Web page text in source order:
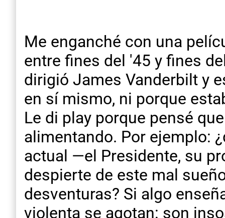
Me enganché con una
entre fines del '45 y fines
dirigió James Vanderbilt y
en sí mismo, ni porque
Le di play porque pensé
alimentando. Por ejemplo:
actual —el Presidente, su
despierte de este mal
desventuras? Si algo
violenta se agotan: son